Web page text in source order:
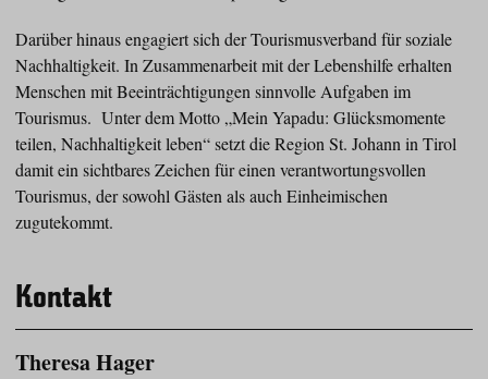
Darüber hinaus engagiert sich der Tourismusverband für soziale
Nachhaltigkeit. In Zusammenarbeit mit der Lebenshilfe erhalten
Menschen mit Beeinträchtigungen sinnvolle Aufgaben im
Tourismus. Unter dem Motto „Mein Yapadu: Glücksmomente
teilen, Nachhaltigkeit leben“ setzt die Region St. Johann in Tirol
damit ein sichtbares Zeichen für einen verantwortungsvollen
Tourismus, der sowohl Gästen als auch Einheimischen
zugutekommt.
Kontakt
Theresa Hager